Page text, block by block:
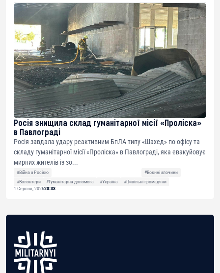
Росія знищила склад гуманітарної місії «Проліска»
в Павлограді
Росія завдала удару реактивним БпЛА типу «Шахед» по офісу та
складу гуманітарної місії «Проліска» в Павлограді, яка евакуйовує
мирних жителів із зо...
#Війна з Росією
#Воєнні злочини
#Волонтери
#Гуманітарна допомога #Україна
#Цивільні громадяни
1 Серпня, 202620:33